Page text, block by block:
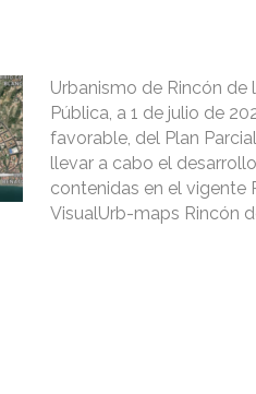
Urbanismo de Rincón
Pública, a 1 de julio de
favorable, del Plan
llevar a cabo el
contenidas en el vigente
VisualUrb-maps Rincón